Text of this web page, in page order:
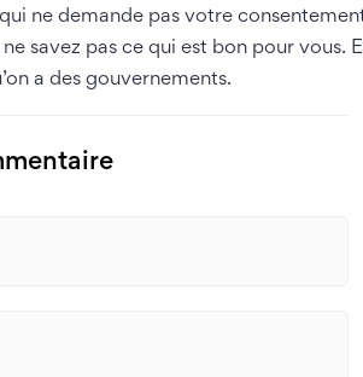
ne demande pas votre
savez pas ce qui est bon pour vous.
a des gouvernements.